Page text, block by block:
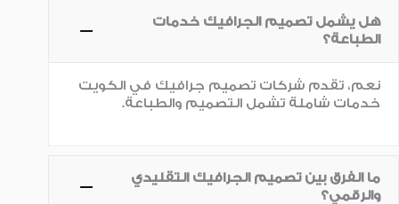
هل يشمل تصميم الجرافيك خدمات
الطباعة؟
نعم، تقدم شركات تصميم جرافيك في الكويت
خدمات شاملة تشمل التصميم والطباعة.
ما الفرق بين تصميم الجرافيك التقليدي
والرقمي؟